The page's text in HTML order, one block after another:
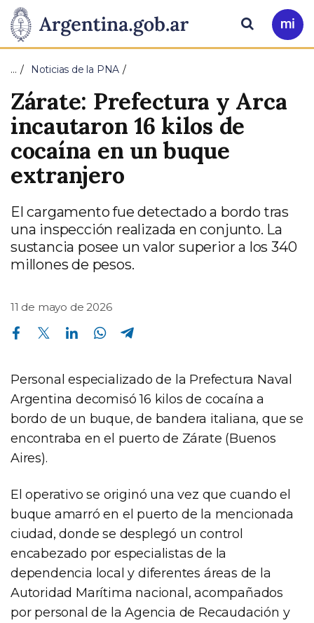
Presidencia
de
la
Nación
Pasar al contenido principal
Ir
a
Buscar
… Noticias de la PNA
Zárate: Prefectura y Arca
incautaron 16 kilos de
cocaína en un buque
extranjero
El cargamento fue detectado a bordo tras
una inspección realizada en conjunto. La
sustancia posee un valor superior a los 340
millones de pesos.
11 de mayo de 2026
Compartir en Facebook Compartir en Twitter Compartir en Linkedin Compartir en Whatsapp
Personal especializado de la Prefectura Naval
Argentina decomisó 16 kilos de cocaína a
bordo de un buque, de bandera italiana, que se
encontraba en el puerto de Zárate (Buenos
Aires).
El operativo se originó una vez que cuando el
buque amarró en el puerto de la mencionada
ciudad, donde se desplegó un control
encabezado por especialistas de la
dependencia local y diferentes áreas de la
Autoridad Marítima nacional, acompañados
por personal de la Agencia de Recaudación y